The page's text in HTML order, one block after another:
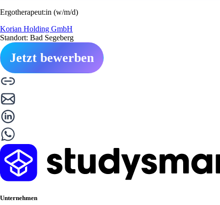
Ergotherapeut:in (w/m/d)
Korian Holding GmbH
Standort: Bad Segeberg
Jetzt bewerben
Unternehmen